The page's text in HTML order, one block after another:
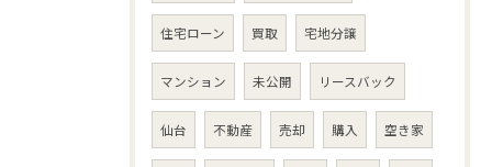
住宅ローン 買取 宅地分譲
マンション 未公開 リースバック
仙台 不動産 売却 購入 空き家